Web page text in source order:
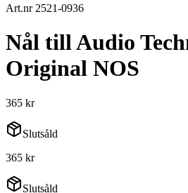
Art.nr 2521-0936
Nål till Audio
Original NOS
365 kr
Slutsåld
365 kr
Slutsåld